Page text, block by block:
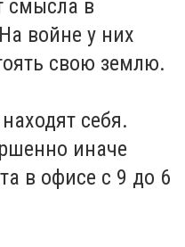
смысла в
войне у них
свою землю.
себя.
иначе
в офисе с 9 до 6